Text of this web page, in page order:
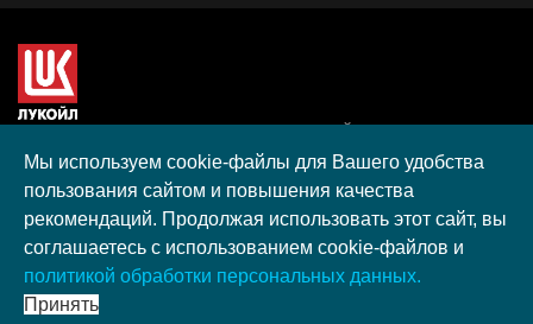
гранта, полученного в рамках XIII Конкурса социальных и
культурных проектов ПАО "ЛУКОЙЛ" на территории
Калининградской области в 2020 году
Согласие на обработку персональных данных
Разработка, поддержка и продвижение S-Media group
© 2026 МАУ «Редакция общественно-политической газеты
Мы используем cookie-файлы для Вашего удобства
пользования сайтом и повышения качества
рекомендаций. Продолжая использовать этот сайт, вы
соглашаетесь с использованием cookie-файлов и
политикой обработки персональных данных.
Принять